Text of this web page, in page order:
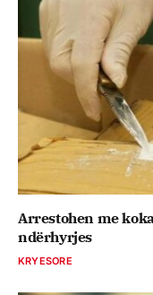
Arrestohen me
ndërhyrjes
KRYESORE